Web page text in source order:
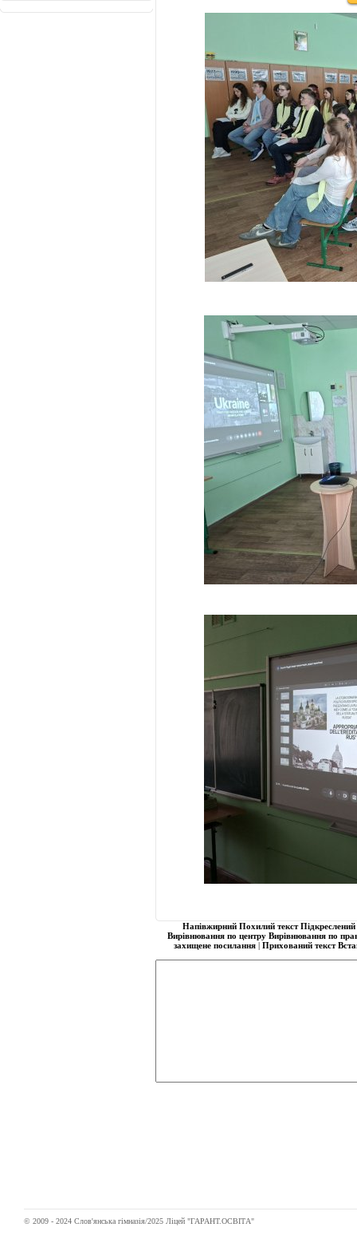
Напівжирний Похилий текст Підкреслений
Вирівнювання по центру Вирівнювання по
захищене посилання | Прихований текст
© 2009 - 2024 Слов'янська гімназія/2025 Ліцей "ГАРАНТ.ОСВІТА"